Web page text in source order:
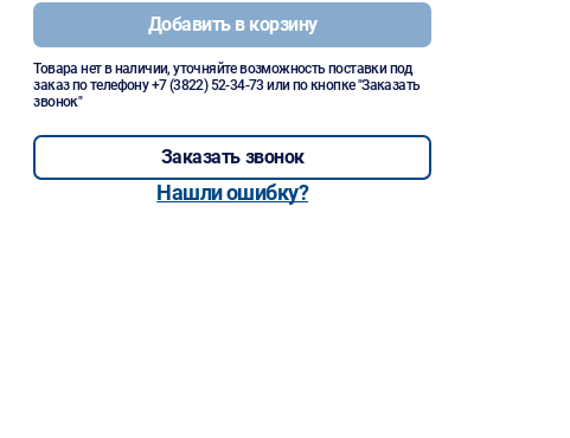
Добавить в корзину
Товара нет в наличии, уточняйте возможность поставки под
заказ по телефону+7 (3822) 52-34-73 или по кнопке "Заказать
звонок"
Заказать звонок
Нашли ошибку?